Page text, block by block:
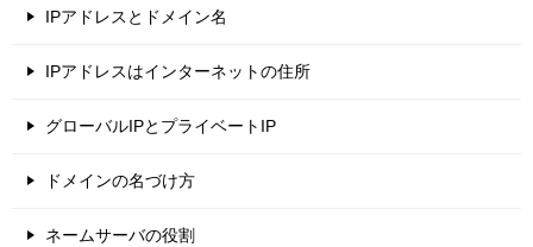
IPアドレスとドメイン名
IPアドレスはインターネットの住所
グローバルIPとプライベートIP
ドメインの名づけ方
ネームサーバの役割